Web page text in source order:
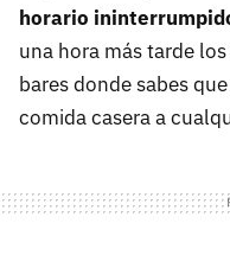
horario
una hora más tarde
bares donde sabes
comida casera a